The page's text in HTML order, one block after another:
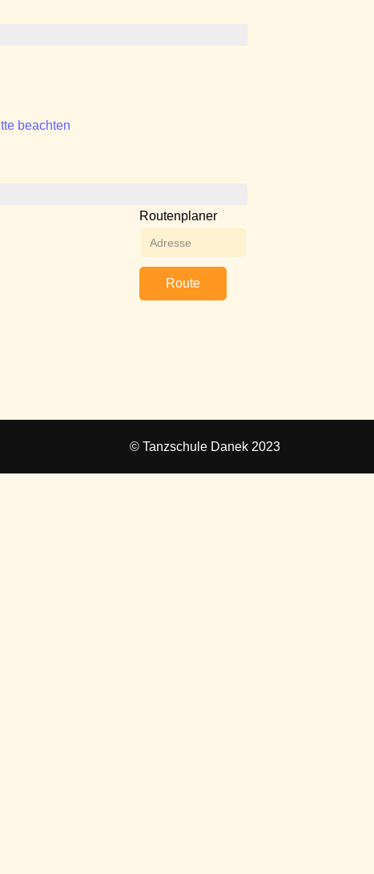
beachten
Routenplaner
Route
© Tanzschule Danek 2023